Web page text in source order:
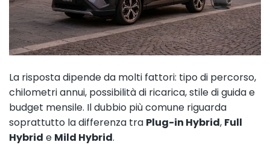
La risposta dipende da molti fattori: tipo di percorso,
chilometri annui, possibilità di ricarica, stile di guida e
budget mensile. Il dubbio più comune riguarda
soprattutto la differenza tra Plug-in Hybrid, Full
Hybrid e Mild Hybrid.